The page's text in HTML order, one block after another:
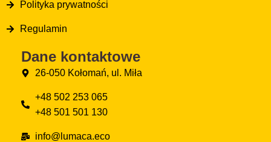
Polityka prywatności
Regulamin
Dane kontaktowe
26-050 Kołomań, ul. Miła
+48 502 253 065
+48 501 501 130
info@lumaca.eco